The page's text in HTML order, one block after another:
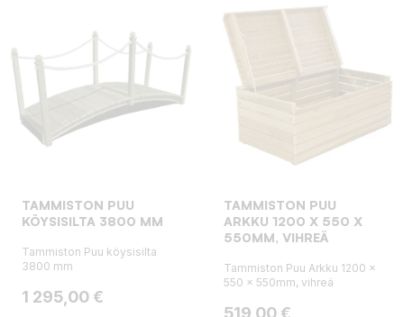
TAMMISTON PUU
KÖYSISILTA 3800 MM
Tammiston Puu köysisilta
3800 mm
Hinta
1 295,00 €
TAMMISTON PUU
ARKKU 1200 X 550 X
550MM, VIHREÄ
Tammiston Puu Arkku 1200 x
550 x 550mm, vihreä
Hinta
519,00 €